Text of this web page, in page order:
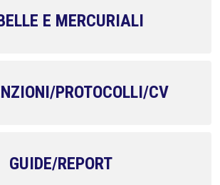
E MERCURIALI
PROTOCOLLI/CV
GUIDE/REPORT